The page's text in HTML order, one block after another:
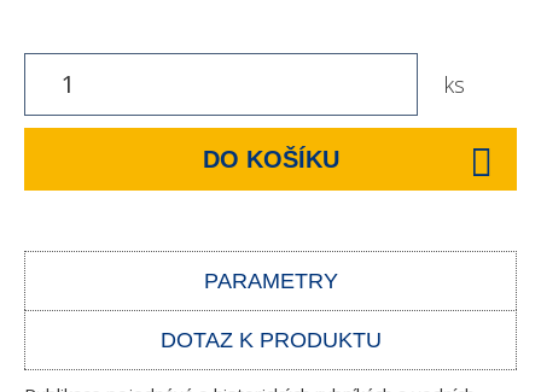
ks
DO KOŠÍKU
PARAMETRY
DOTAZ K PRODUKTU